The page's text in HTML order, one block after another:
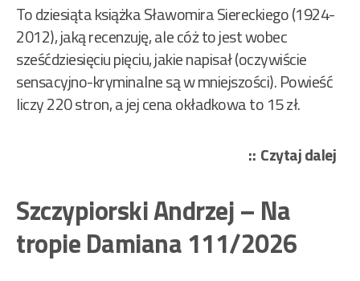
To dziesiąta książka Sławomira Siereckiego (1924-
2012), jaką recenzuję, ale cóż to jest wobec
sześćdziesięciu pięciu, jakie napisał (oczywiście
sensacyjno-kryminalne są w mniejszości). Powieść
liczy 220 stron, a jej cena okładkowa to 15 zł.
Czytaj dalej
Szczypiorski Andrzej – Na
tropie Damiana 111/2026